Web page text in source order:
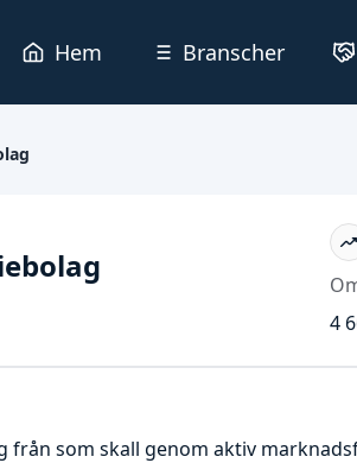
Hem Branscher
4
som skall genom aktiv